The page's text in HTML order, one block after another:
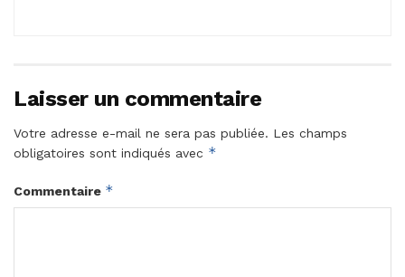
Laisser un commentaire
Votre adresse e-mail ne sera pas publiée. Les champs
obligatoires sont indiqués avec *
Commentaire *